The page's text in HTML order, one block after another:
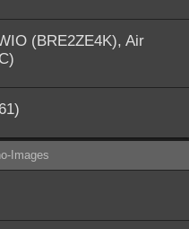
(BRE2ZE4K), Air
Images